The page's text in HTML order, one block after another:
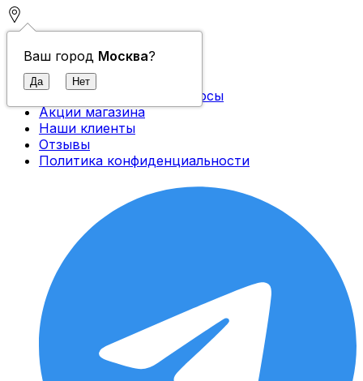
Ваш город Москва?
Контакты
О компании
Доставка и оплата
Часто задаваемые вопросы
Акции магазина
Наши клиенты
Отзывы
Политика конфиденциальности